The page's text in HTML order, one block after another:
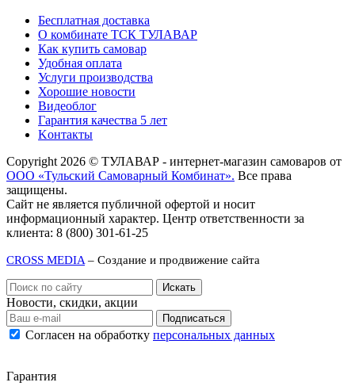
Бесплатная доставка
О комбинате ТСК ТУЛАВАР
Как купить самовар
Удобная оплата
Услуги производства
Хорошие новости
Видеоблог
Гарантия качества 5 лет
Kонтакты
Copyright 2026 © ТУЛАВАР - интернет-магазин самоваров от
ООО «Тульский Самоварный Комбинат». Все права
защищены.
Сайт не является публичной офертой и носит
информационный характер. Центр ответственности за
клиента: 8 (800) 301-61-25
CROSS MEDIA – Создание и продвижение сайта
Новости, скидки, акции
Подписаться
Согласен на обработку персональных данных
Гарантия